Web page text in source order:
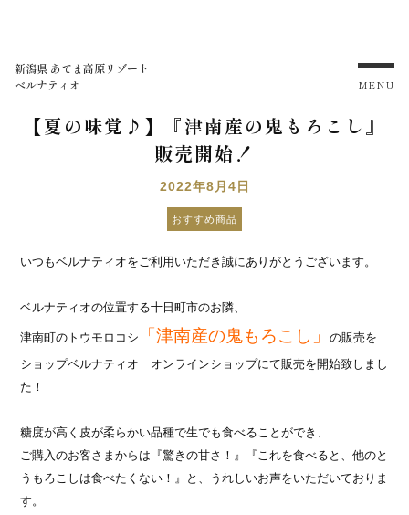
新潟県 あてま高原リゾート
ベルナティオ
MENU
【夏の味覚♪】『津南産の鬼もろこし』
販売開始！
2022年8月4日
おすすめ商品
いつもベルナティオをご利用いただき誠にありがとうございます。
ベルナティオの位置する十日町市のお隣、
津南町のトウモロコシ 「津南産の鬼もろこし」の販売を
ショップベルナティオ オンラインショップにて販売を開始致しまし
た！
糖度が高く皮が柔らかい品種で生でも食べることができ、
ご購入のお客さまからは『驚きの甘さ！』『これを食べると、他のと
うもろこしは食べたくない！』と、うれしいお声をいただいておりま
す。